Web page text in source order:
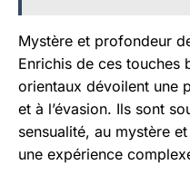
Mystère et profondeur
Enrichis de ces touches
orientaux dévoilent une
et à l’évasion. Ils sont
sensualité, au mystère
une expérience